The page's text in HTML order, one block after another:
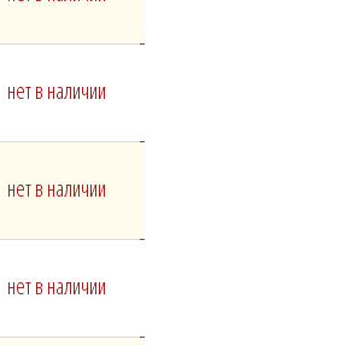
нет в наличии
нет в наличии
нет в наличии